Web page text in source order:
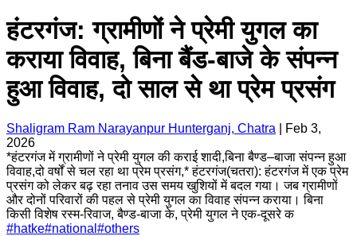
हंटरगंज: ग्रामीणों ने प्रेमी युगल का
कराया विवाह, बिना बैंड-बाजे के संपन्न
हुआ विवाह, दो साल से था प्रेम प्रसंग
Shaligram Ram Narayanpur Hunterganj, Chatra
Feb 3,
2026
*हंटरगंज में ग्रामीणों ने प्रेमी युगल की कराई शादी,बिना बैण्ड–बाजा संपन्न हुआ
विवाह,दो वर्षों से चल रहा था प्रेम प्रसंग,* हंटरगंज(चतरा): हंटरगंज में एक प्रेम
प्रसंग को लेकर बढ़ रहा तनाव उस समय खुशियों में बदल गया। जब ग्रामीणों
और दोनों परिवारों की पहल से प्रेमी युगल का विवाह संपन्न कराया। बिना
किसी विशेष रस्म-रिवाज, बैण्ड-बाजा के, प्रेमी युगल ने एक-दूसरे क
#hatke#national #others